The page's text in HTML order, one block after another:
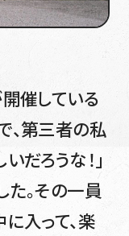
催している
、第三者の私
だろうな！」
た。その一員
入って、楽